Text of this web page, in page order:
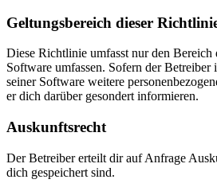
Geltungsbereich dieser
Diese Richtlinie umfasst nur den
Software umfassen. Sofern der Betreiber
seiner Software weitere
er dich darüber gesondert informieren.
Auskunftsrecht
Der Betreiber erteilt dir auf Anfrage
dich gespeichert sind.